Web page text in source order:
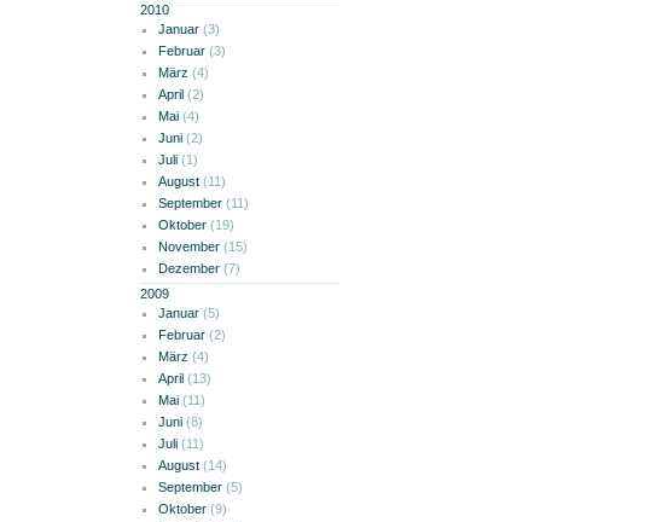
2010
Januar (3)
Februar (3)
März (4)
April (2)
Mai (4)
Juni (2)
Juli (1)
August (11)
September (11)
Oktober (19)
November (15)
Dezember (7)
2009
Januar (5)
Februar (2)
März (4)
April (13)
Mai (11)
Juni (8)
Juli (11)
August (14)
September (5)
Oktober (9)